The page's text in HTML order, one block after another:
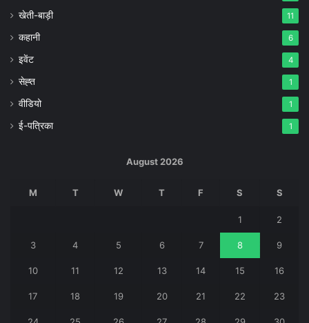
खेती-बाड़ी 11
कहानी 6
इवेंट 4
सेह्त 1
वीडियो 1
ई-पत्रिका 1
August 2026
M T W T F S S
1 2
3 4 5 6 7 8 9
10 11 12 13 14 15 16
17 18 19 20 21 22 23